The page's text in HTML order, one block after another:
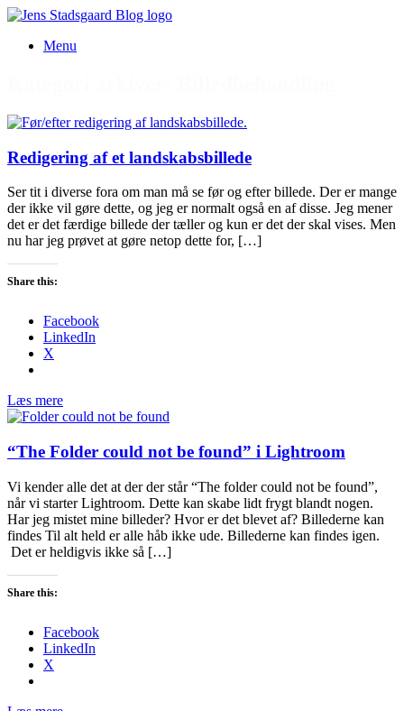
Gå
indholdMenu
Redigering af et landskabsbillede
Ser tit i diverse fora om man må se før og efter billede. Der er mange
der ikke vil gøre dette, og jeg er normalt også en af disse. Jeg mener
det er det færdige billede der tæller og kun er det der skal vises. Men
nu har jeg prøvet at gøre netop dette for, […]
Share this:
Facebook
LinkedIn
X
Læs mere
“The Folder could not be found” i Lightroom
Vi kender alle det at der der står “The folder could not be found”,
når vi starter Lightroom. Dette kan skabe lidt frygt blandt nogen.
Har jeg mistet mine billeder? Hvor er det blevet af? Billederne kan
findes Til alt held er alle håb ikke ude. Billederne kan findes igen.
Det er heldigvis ikke så […]
Share this:
Facebook
LinkedIn
X